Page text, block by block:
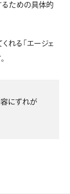
るための具体的
れる「エージェ
にずれが